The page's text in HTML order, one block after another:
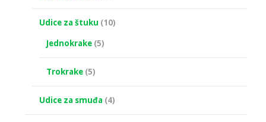
Udice za štuku (10)
Jednokrake (5)
Trokrake (5)
Udice za smuđa (4)